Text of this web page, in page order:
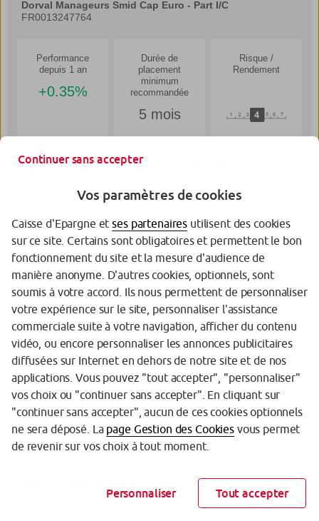
Continuer sans accepter
Vos paramètres de cookies
Caisse d'Epargne etses partenaires utilisent des cookies
sur ce site. Certains sont obligatoires et permettent le bon
fonctionnement du site et la mesure d'audience de
manière anonyme. D'autres cookies, optionnels, sont
soumis à votre accord. Ils nous permettent de personnaliser
votre expérience sur le site, personnaliser l'assistance
commerciale suite à votre navigation, afficher du contenu
vidéo, ou encore personnaliser les annonces publicitaires
diffusées sur Internet en dehors de notre site et de nos
applications. Vous pouvez "tout accepter", "personnaliser"
vos choix ou "continuer sans accepter". En cliquant sur
"continuer sans accepter", aucun de ces cookies optionnels
ne sera déposé. La page Gestion des Cookiesvous permet
de revenir sur vos choix à tout moment.
Personnaliser Tout accepter